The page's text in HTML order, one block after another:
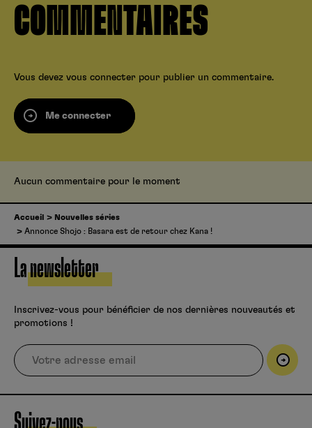
COMMENTAIRES
Vous devez vous connecter pour publier un commentaire.
Me connecter
Aucun commentaire pour le moment
Accueil
Nouvelles séries
Annonce Shojo : Basara est de retour chez Kana !
La newsletter
Inscrivez-vous pour bénéficier de nos dernières nouveautés et
promotions !